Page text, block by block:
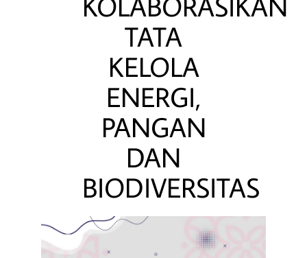
TATA
KELOLA
ENERGI,
PANGAN
DAN
BIODIVERSITAS